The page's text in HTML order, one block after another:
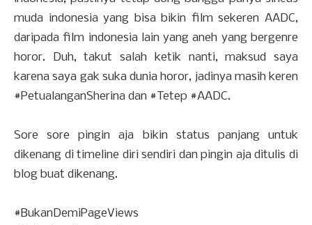
muda indonesia yang bisa bikin film sekeren AADC,
daripada film indonesia lain yang aneh yang bergenre
horor. Duh, takut salah ketik nanti, maksud saya
karena saya gak suka dunia horor, jadinya masih keren
‪#‎PetualanganSherina‬ dan ‪#‎Tetep‬ ‪#‎AADC‬.
Sore sore pingin aja bikin status panjang untuk
dikenang di timeline diri sendiri dan pingin aja ditulis di
blog buat dikenang.
#BukanDemiPageViews